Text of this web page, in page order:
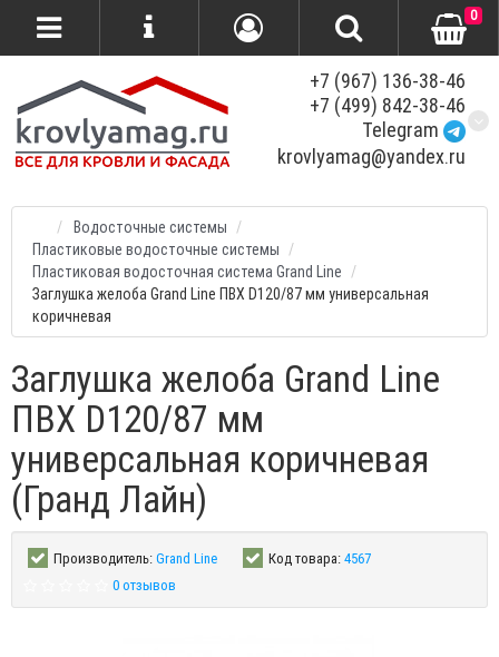
+7 (967) 136-38-46
+7 (499) 842-38-46
Telegram
krovlyamag@yandex.ru
0
Водосточные системы
Пластиковые водосточные системы
Пластиковая водосточная система Grand Line
Заглушка желоба Grand Line ПВХ D120/87 мм универсальная
коричневая
Заглушка желоба Grand Line
ПВХ D120/87 мм
универсальная коричневая
(Гранд Лайн)
Производитель:Grand Line Код товара:4567
0 отзывов